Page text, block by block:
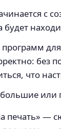
с
будет
без
что
или
печать» —